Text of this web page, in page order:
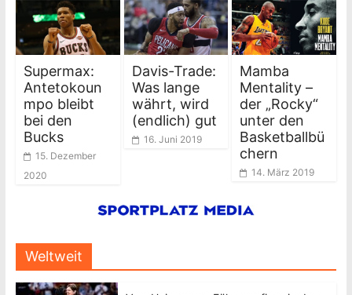
Supermax:
Antetokoun
mpo bleibt
bei den
Bucks
15. Dezember
2020
Davis-Trade:
Was lange
währt, wird
(endlich) gut
16. Juni 2019
Mamba
Mentality –
der „Rocky“
unter den
Basketballbü
chern
14. März 2019
Weltweit